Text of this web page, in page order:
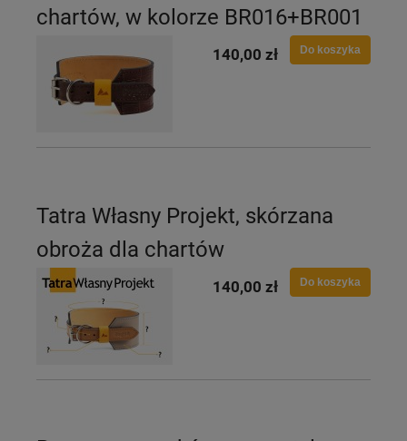
chartów, w kolorze BR016+BR001
140,00 zł Do koszyka
Tatra Własny Projekt, skórzana
obroża dla chartów
140,00 zł Do koszyka